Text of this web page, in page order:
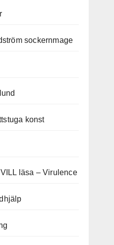
sockernmage
konst
läsa – Virulence